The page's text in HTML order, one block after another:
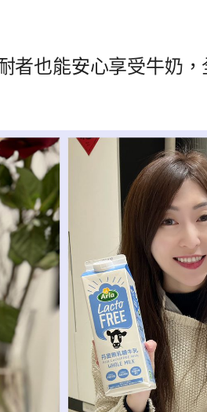
者也能安心享受牛奶